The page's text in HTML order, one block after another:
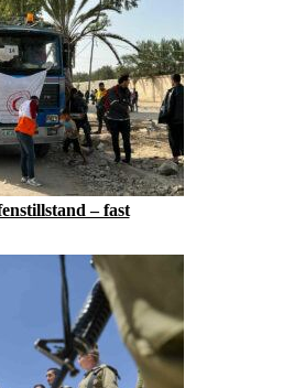
– fast